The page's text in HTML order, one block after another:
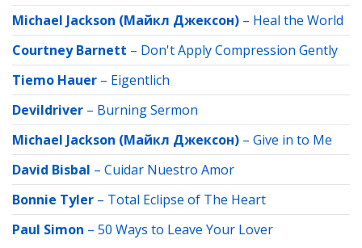
Michael Jackson (Майкл Джексон) – Heal the World
Courtney Barnett – Don't Apply Compression Gently
Tiemo Hauer – Eigentlich
Devildriver – Burning Sermon
Michael Jackson (Майкл Джексон) – Give in to Me
David Bisbal – Cuidar Nuestro Amor
Bonnie Tyler – Total Eclipse of The Heart
Paul Simon – 50 Ways to Leave Your Lover